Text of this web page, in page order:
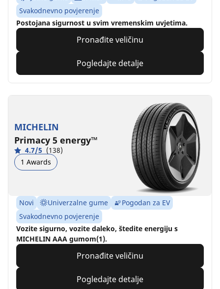
Svakodnevno povjerenje
Postojana sigurnost u svim vremenskim uvjetima.
Pronađite veličinu
Pogledajte detalje
MICHELIN
Primacy 5 energy™
4.7/5 (138)
1 Awards
Novi Univerzalne gume
Pogodan za EV
Svakodnevno povjerenje
Vozite sigurno, vozite daleko, štedite energiju s
MICHELIN AAA gumom(1).
Pronađite veličinu
Pogledajte detalje